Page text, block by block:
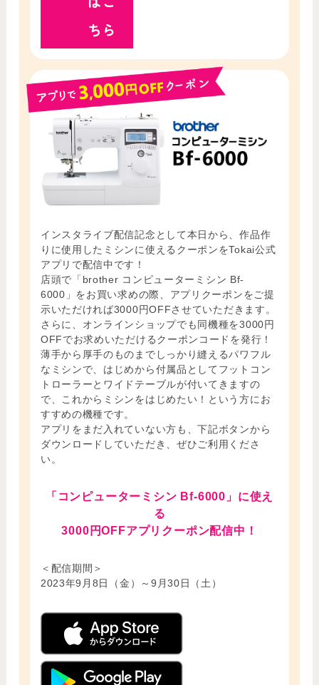
ちら
インスタライブ配信記念として本日から、作品作
りに使用したミシンに使えるクーポンをTokai公式
アプリで配信中です！
店頭で「brother コンピューターミシン Bf-
6000」をお買い求めの際、アプリクーポンをご提
示いただければ3000円OFFさせていただきます。
さらに、オンラインショップでも同機種を3000円
OFFでお求めいただけるクーポンコードを発行！
薄手から厚手のものまでしっかり縫えるパワフル
なミシンで、はじめから付属品としてフットコン
トローラーとワイドテーブルが付いてきますの
で、これからミシンをはじめたい！という方にお
すすめの機種です。
アプリをまだ入れていない方も、下記ボタンから
ダウンロードしていただき、ぜひご利用くださ
い。
「コンピューターミシン Bf-6000」に使え
る
3000円OFFアプリクーポン配信中！
＜配信期間＞
2023年9月8日（金）～9月30日（土）